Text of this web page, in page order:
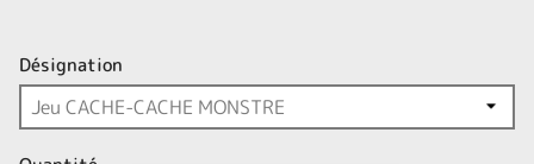
Désignation